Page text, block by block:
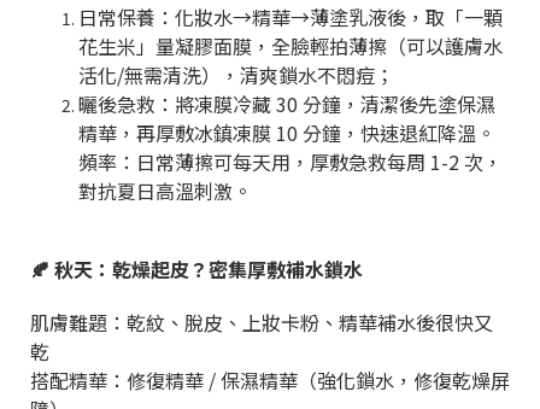
日常保養：化妝水→精華→薄塗乳液後，取「一顆
花生米」量凝膠面膜，全臉輕拍薄擦（可以護膚水
活化/無需清洗），清爽鎖水不悶痘；
曬後急救：將凍膜冷藏30 分鐘，清潔後先塗保濕
精華，再厚敷冰鎮凍膜 10 分鐘，快速退紅降溫。
頻率：日常薄擦可每天用，厚敷急救每周 1-2 次，
對抗夏日高溫刺激。
🍂 秋天：乾燥起皮？密集厚敷補水鎖水
肌膚難題：乾紋、脫皮、上妝卡粉、精華補水後很快又
乾
搭配精華：修復精華 /保濕精華（強化鎖水，修復乾燥屏